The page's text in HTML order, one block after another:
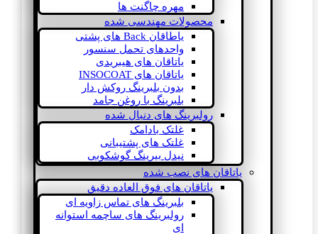
مهره چاگنت ها
محصولات مهندسی شده
یاطاقان Back های پشتی
واحدهای تحمل سنسور
یاتاقان های هیبریدی
یاتاقان های INSOCOAT
بدون بلبرینگ روکش دار
بلبرینگ با روغن جامد
رولبرینگ های دنبال شده
غلتک بادامک
غلتک های پشتیبانی
نیدل بیرینگ گوشکوبی
یاتاقان های نصب شده
یاتاقان های فوق العاده دقیق
بلبرینگ های تماس زاویه ای
رولبرینگ های ساچمه استوانه
ای